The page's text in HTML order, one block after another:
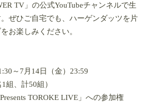
TV」の公式YouTubeチャンネルで生
ぜひご自宅でも、ハーゲンダッツを片
お楽しみください。
～7月14日（金）23:59
組、計50組）
TOROKE LIVE」への参加権